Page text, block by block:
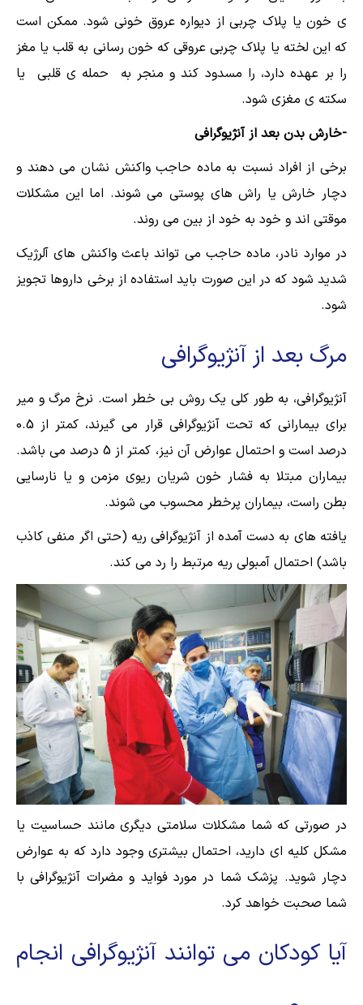
ی خون یا پلاک چربی از دیواره عروق خونی شود. ممکن است
که این لخته یا پلاک چربی عروقی که خون رسانی به قلب یا مغز
را بر عهده دارد، را مسدود کند و منجر به حمله ی قلبی یا
سکته ی مغزی شود.
-خارش بدن بعد از آنژیوگرافی
برخی از افراد نسبت به ماده حاجب واکنش نشان می دهند و
دچار خارش یا راش های پوستی می شوند. اما این مشکلات
موقتی اند و خود به خود از بین می روند.
در موارد نادر، ماده حاجب می تواند باعث واکنش های آلرژیک
شدید شود که در این صورت باید استفاده از برخی داروها تجویز
شود.
مرگ بعد از آنژیوگرافی
آنژیوگرافی، به طور کلی یک روش بی خطر است. نرخ مرگ و میر
برای بیمارانی که تحت آنژیوگرافی قرار می گیرند، کمتر از 0.5
درصد است و احتمال عوارض آن نیز، کمتر از 5 درصد می باشد.
بیماران مبتلا به فشار خون شریان ریوی مزمن و یا نارسایی
بطن راست، بیماران پرخطر محسوب می شوند.
یافته های به دست آمده از آنژیوگرافی ریه (حتی اگر منفی کاذب
باشد) احتمال آمبولی ریه مرتبط را رد می کند.
در صورتی که شما مشکلات سلامتی دیگری مانند حساسیت یا
مشکل کلیه ای دارید، احتمال بیشتری وجود دارد که به عوارض
دچار شوید. پزشک شما در مورد فواید و مضرات آنژیوگرافی با
شما صحبت خواهد کرد.
آیا کودکان می توانند آنژیوگرافی انجام